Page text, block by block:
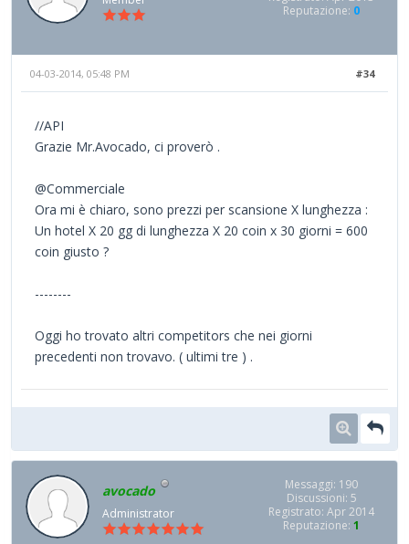
Reputazione: 0
#34
04-03-2014, 05:48 PM
//API
Grazie Mr.Avocado, ci proverò .
@Commerciale
Ora mi è chiaro, sono prezzi per scansione X lunghezza :
Un hotel X 20 gg di lunghezza X 20 coin x 30 giorni = 600
coin giusto ?
--------
Oggi ho trovato altri competitors che nei giorni
precedenti non trovavo. ( ultimi tre ) .
avocado
Administrator
Messaggi: 190
Discussioni: 5
Registrato: Apr 2014
Reputazione: 1